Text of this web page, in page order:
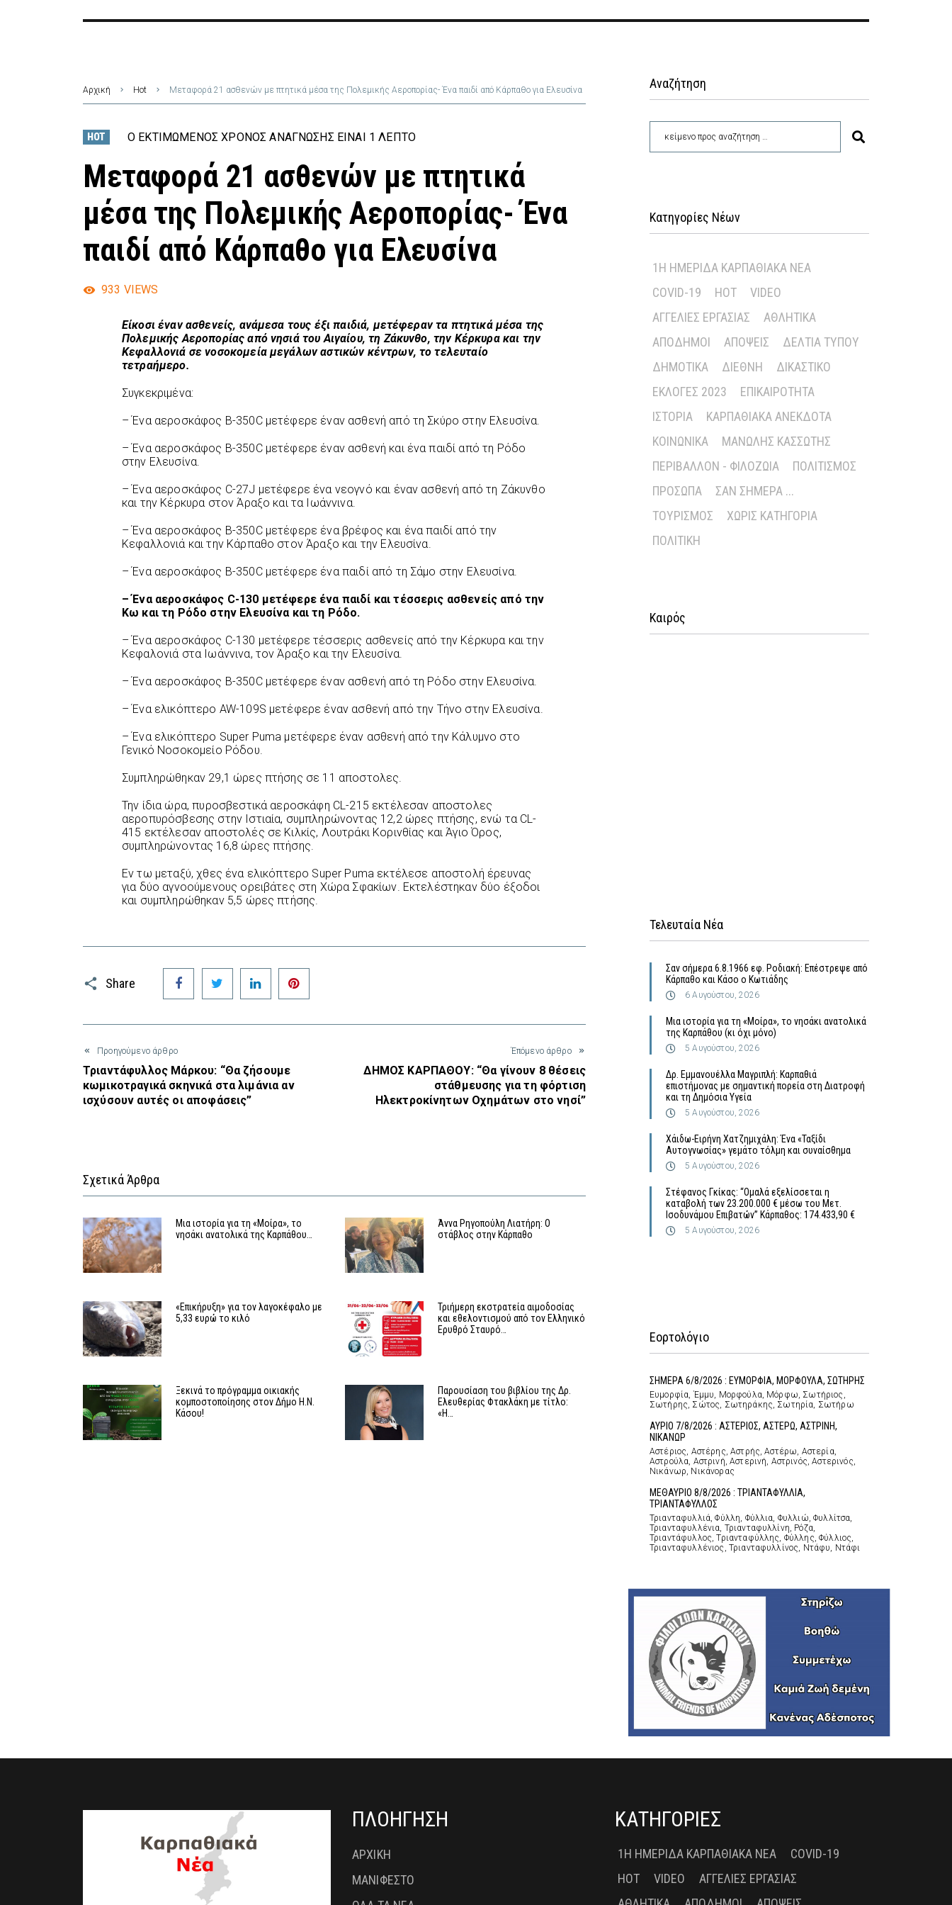
Αρχική Hot Μεταφορά 21 ασθενών με πτητικά μέσα της Πολεμικής Αεροπορίας- Ένα παιδί από Κάρπαθο για Ελευσίνα
HOT Ο ΕΚΤΙΜΏΜΕΝΟΣ ΧΡΌΝΟΣ ΑΝΆΓΝΩΣΗΣ ΕΊΝΑΙ 1 ΛΕΠΤΌ
Μεταφορά 21 ασθενών με πτητικά
μέσα της Πολεμικής Αεροπορίας- Ένα
παιδί από Κάρπαθο για Ελευσίνα
933 VIEWS
Είκοσι έναν ασθενείς, ανάμεσα τους έξι παιδιά, μετέφεραν τα πτητικά μέσα της
Πολεμικής Αεροπορίας από νησιά του Αιγαίου, τη Ζάκυνθο, την Κέρκυρα και την
Κεφαλλονιά σε νοσοκομεία μεγάλων αστικών κέντρων, το τελευταίο
τετραήμερο.
Συγκεκριμένα:
– Ένα αεροσκάφος B-350C μετέφερε έναν ασθενή από τη Σκύρο στην Ελευσίνα.
– Ένα αεροσκάφος B-350C μετέφερε έναν ασθενή και ένα παιδί από τη Ρόδο
στην Ελευσίνα.
– Ένα αεροσκάφος C-27J μετέφερε ένα νεογνό και έναν ασθενή από τη Ζάκυνθο
και την Κέρκυρα στον Άραξο και τα Ιωάννινα.
– Ένα αεροσκάφος B-350C μετέφερε ένα βρέφος και ένα παιδί από την
Κεφαλλονιά και την Κάρπαθο στον Άραξο και την Ελευσίνα.
– Ένα αεροσκάφος B-350C μετέφερε ένα παιδί από τη Σάμο στην Ελευσίνα.
– Ένα αεροσκάφος C-130 μετέφερε ένα παιδί και τέσσερις ασθενείς από την
Κω και τη Ρόδο στην Ελευσίνα και τη Ρόδο.
– Ένα αεροσκάφος C-130 μετέφερε τέσσερις ασθενείς από την Κέρκυρα και την
Κεφαλονιά στα Ιωάννινα, τον Άραξο και την Ελευσίνα.
– Ένα αεροσκάφος B-350C μετέφερε έναν ασθενή από τη Ρόδο στην Ελευσίνα.
– Ένα ελικόπτερο AW-109S μετέφερε έναν ασθενή από την Τήνο στην Ελευσίνα.
– Ένα ελικόπτερο Super Puma μετέφερε έναν ασθενή από την Κάλυμνο στο
Γενικό Νοσοκομείο Ρόδου.
Συμπληρώθηκαν 29,1 ώρες πτήσης σε 11 αποστολες.
Την ίδια ώρα, πυροσβεστικά αεροσκάφη CL-215 εκτέλεσαν αποστολες
αεροπυρόσβεσης στην Ιστιαία, συμπληρώνοντας 12,2 ώρες πτήσης, ενώ τα CL-
415 εκτέλεσαν αποστολές σε Κιλκίς, Λουτράκι Κορινθίας και Άγιο Όρος,
συμπληρώνοντας 16,8 ώρες πτήσης.
Εν τω μεταξύ, χθες ένα ελικόπτερο Super Puma εκτέλεσε αποστολή έρευνας
για δύο αγνοούμενους ορειβάτες στη Χώρα Σφακίων. Εκτελέστηκαν δύο έξοδοι
και συμπληρώθηκαν 5,5 ώρες πτήσης.
Share
Facebook Twitter LinkedIn
Προηγούμενο άρθρο
Τριαντάφυλλος Μάρκου: “Θα ζήσουμε
κωμικοτραγικά σκηνικά στα λιμάνια αν
ισχύσουν αυτές οι αποφάσεις”
Έπόμενο άρθρο
ΔΗΜΟΣ ΚΑΡΠΑΘΟΥ: “Θα γίνουν 8 θέσεις
στάθμευσης για τη φόρτιση
Ηλεκτροκίνητων Οχημάτων στο νησί”
Σχετικά Άρθρα
Μια ιστορία για τη «Μοίρα», το
νησάκι ανατολικά της Καρπάθου…
Άννα Ρηγοπούλη Λιατήρη: Ο
στάβλος στην Κάρπαθο
«Επικήρυξη» για τον λαγοκέφαλο με
5,33 ευρώ το κιλό
Τριήμερη εκστρατεία αιμοδοσίας
και εθελοντισμού από τον Ελληνικό
Ερυθρό Σταυρό…
Ξεκινά το πρόγραμμα οικιακής
κομποστοποίησης στον Δήμο Η.Ν.
Κάσου!
Παρουσίαση του βιβλίου της Δρ.
Ελευθερίας Φτακλάκη με τίτλο:
«Η…
Αναζήτηση
Κατηγορίες Νέων
1Η ΗΜΕΡΊΔΑ ΚΑΡΠΑΘΙΑΚΆ ΝΈΑ
COVID-19
HOT
VIDEO
ΑΓΓΕΛΊΕΣ ΕΡΓΑΣΊΑΣ
ΑΘΛΗΤΙΚΆ
ΑΠΌΔΗΜΟΙ
ΑΠΌΨΕΙΣ
ΔΕΛΤΊΑ ΤΎΠΟΥ
ΔΗΜΟΤΙΚΆ
ΔΙΕΘΝΉ
ΔΙΚΑΣΤΙΚΌ
ΕΚΛΟΓΈΣ 2023
ΕΠΙΚΑΙΡΌΤΗΤΑ
ΙΣΤΟΡΊΑ
ΚΑΡΠΑΘΙΑΚΆ ΑΝΈΚΔΟΤΑ
ΚΟΙΝΩΝΙΚΆ
ΜΑΝΏΛΗΣ ΚΑΣΣΏΤΗΣ
ΠΕΡΙΒΆΛΛΟΝ - ΦΙΛΟΖΩΊΑ
ΠΟΛΙΤΙΣΜΌΣ
ΠΡΌΣΩΠΑ
ΣΑΝ ΣΉΜΕΡΑ ...
ΤΟΥΡΙΣΜΌΣ
ΧΩΡΊΣ ΚΑΤΗΓΟΡΊΑ
ΠΟΛΙΤΙΚΉ
Καιρός
Τελευταία Νέα
Σαν σήμερα 6.8.1966 εφ. Ροδιακή: Επέστρεψε από
Κάρπαθο και Κάσο ο Κωτιάδης
6 Αυγούστου, 2026
Μια ιστορία για τη «Μοίρα», το νησάκι ανατολικά
της Καρπάθου (κι όχι μόνο)
5 Αυγούστου, 2026
Δρ. Εμμανουέλλα Μαγριπλή: Καρπαθιά
επιστήμονας με σημαντική πορεία στη Διατροφή
και τη Δημόσια Υγεία
5 Αυγούστου, 2026
Χάιδω-Ειρήνη Χατζημιχάλη: Ένα «Ταξίδι
Αυτογνωσίας» γεμάτο τόλμη και συναίσθημα
5 Αυγούστου, 2026
Στέφανος Γκίκας: “Ομαλά εξελίσσεται η
καταβολή των 23.200.000 € μέσω του Μετ.
Ισοδυνάμου Επιβατών” Κάρπαθος: 174.433,90 €
5 Αυγούστου, 2026
Εορτολόγιο
ΣΗΜΕΡΑ 6/8/2026 : ΕΥΜΟΡΦΙΑ, ΜΟΡΦΟΥΛΑ, ΣΩΤΗΡΗΣ
Ευμορφία, Έμμυ, Μορφούλα, Μόρφω, Σωτήριος,
Σωτήρης, Σώτος, Σωτηράκης, Σωτηρία, Σωτήρω
ΑΥΡΙΟ 7/8/2026 : ΑΣΤΕΡΙΟΣ, ΑΣΤΕΡΩ, ΑΣΤΡΙΝΗ,
ΝΙΚΑΝΩΡ
Αστέριος, Αστέρης, Αστρής, Αστέρω, Αστερία,
Αστρούλα, Αστρινή, Αστερινή, Αστρινός, Αστερινός,
Νικάνωρ, Νικάνορας
ΜΕΘΑΥΡΙΟ 8/8/2026 : ΤΡΙΑΝΤΑΦΥΛΛΙΑ,
ΤΡΙΑΝΤΑΦΥΛΛΟΣ
Τριανταφυλλιά, Φύλλη, Φύλλια, Φυλλιώ, Φυλλίτσα,
Τριανταφυλλένια, Τριανταφυλλίνη, Ρόζα,
Τριαντάφυλλος, Τριανταφύλλης, Φύλλης, Φύλλιος,
Τριανταφυλλένιος, Τριανταφυλλίνος, Ντάφυ, Ντάφι
ΠΛΟΗΓΗΣΗ
ΑΡΧΙΚΗ
ΜΑΝΙΦΕΣΤΟ
ΚΑΤΗΓΟΡΙΕΣ
1Η ΗΜΕΡΊΔΑ ΚΑΡΠΑΘΙΑΚΆ ΝΈΑ
COVID-19
HOT
VIDEO
ΑΓΓΕΛΊΕΣ ΕΡΓΑΣΊΑΣ